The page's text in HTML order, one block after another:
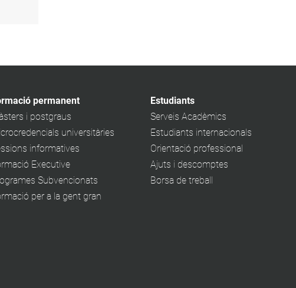
permanent
i postgraus
universitàries
informatives
Executive
Subvencionats
per a la gent gran
Estudiants
Serveis Acadèmics
Estudiants internacionals
Orientació professional
Ajuts i descomptes
Borsa de treball